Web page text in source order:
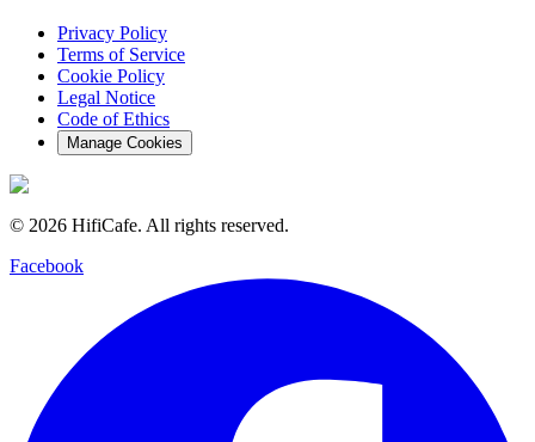
Privacy Policy
Terms of Service
Cookie Policy
Legal Notice
Code of Ethics
Manage Cookies
© 2026 HifiCafe. All rights reserved.
Facebook